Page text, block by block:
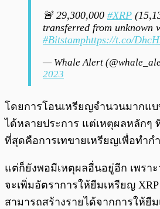
🚨 29,300,000 #XRP
transferred from unknown
#Bitstamphttps://t.co/
— Whale Alert
2023
โดยการโอนเหรียญจำนวนมากแ
ได้หลายประการ แต่เหตุผลหลักๆ
ที่สุดคือการเทขายเหรียญเพื่อทำก
แต่ก็ยังพอมีเหตุผลอื่นอยู่อีก เพราะ
จะเพิ่มอัตราการให้ยืมเหรียญ
สามารถสร้างรายได้จากการให้ยื